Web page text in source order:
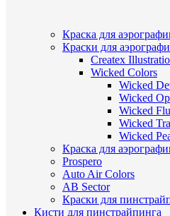
Краска для
Краски для
Createx
Wicked Colors
Wicked
Wicked
Wicked
Wicked
Wicked
Краска для
Prospero
Auto Air Colors
AB Sector
Краски для
Кисти для пинстрайпинга